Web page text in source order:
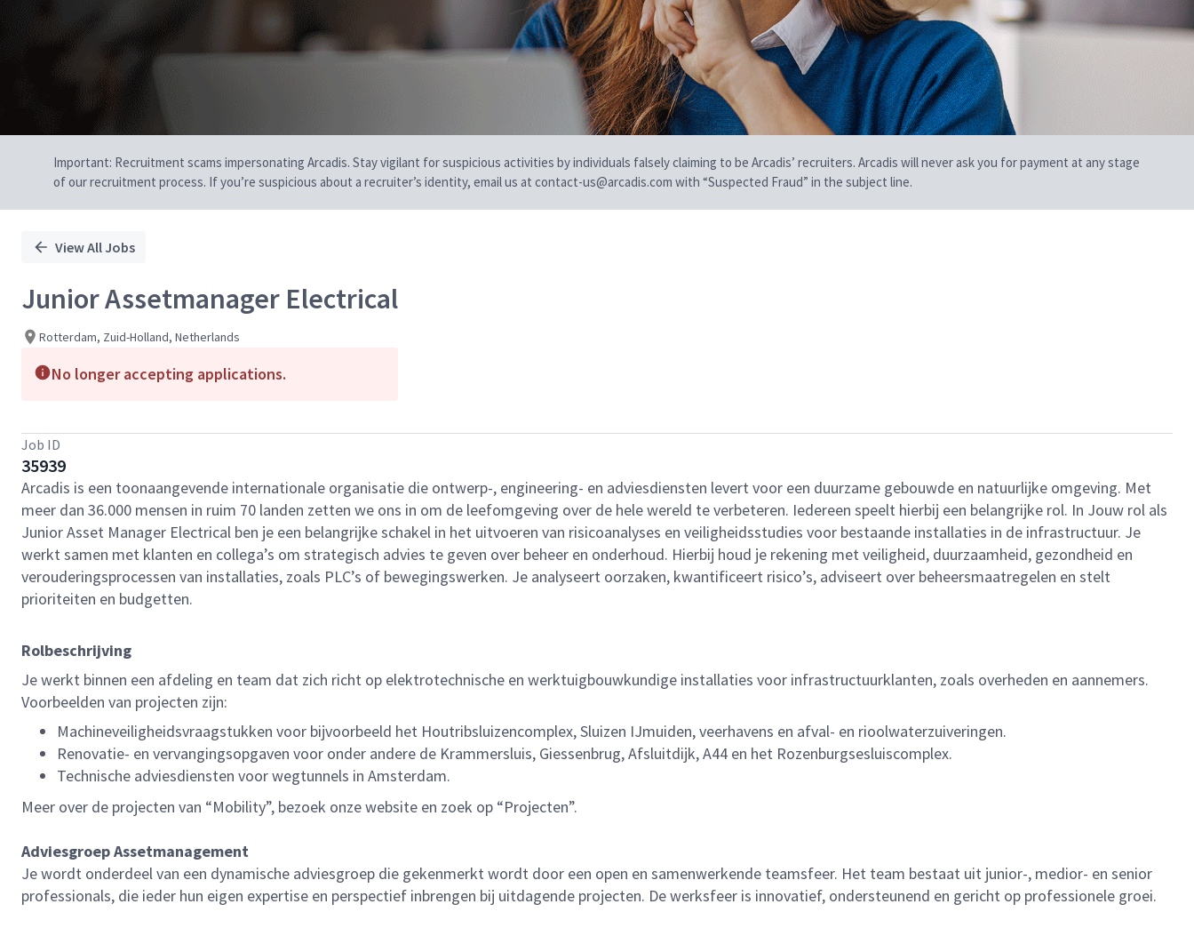
Important: Recruitment scams impersonating Arcadis. Stay vigilant for suspicious activities by individuals falsely claiming to be Arcadis’ recruiters. Arcadis will never ask you for payment at any stage
of our recruitment process. If you’re suspicious about a recruiter’s identity, email us at contact-us@arcadis.com with “Suspected Fraud” in the subject line.
View All Jobs
Junior Assetmanager Electrical
Rotterdam, Zuid-Holland, Netherlands
No longer accepting applications.
Job ID
35939
Arcadis is een toonaangevende internationale organisatie die ontwerp-, engineering- en adviesdiensten levert voor een duurzame gebouwde en natuurlijke omgeving. Met
meer dan 36.000 mensen in ruim 70 landen zetten we ons in om de leefomgeving over de hele wereld te verbeteren. Iedereen speelt hierbij een belangrijke rol. In Jouw rol als
Junior Asset Manager Electrical ben je een belangrijke schakel in het uitvoeren van risicoanalyses en veiligheidsstudies voor bestaande installaties in de infrastructuur. Je
werkt samen met klanten en collega’s om strategisch advies te geven over beheer en onderhoud. Hierbij houd je rekening met veiligheid, duurzaamheid, gezondheid en
verouderingsprocessen van installaties, zoals PLC’s of bewegingswerken. Je analyseert oorzaken, kwantificeert risico’s, adviseert over beheersmaatregelen en stelt
prioriteiten en budgetten.
Rolbeschrijving
Je werkt binnen een afdeling en team dat zich richt op elektrotechnische en werktuigbouwkundige installaties voor infrastructuurklanten, zoals overheden en aannemers.
Voorbeelden van projecten zijn:
Machineveiligheidsvraagstukken voor bijvoorbeeld het Houtribsluizencomplex, Sluizen IJmuiden, veerhavens en afval- en rioolwaterzuiveringen.
Renovatie- en vervangingsopgaven voor onder andere de Krammersluis, Giessenbrug, Afsluitdijk, A44 en het Rozenburgsesluiscomplex.
Technische adviesdiensten voor wegtunnels in Amsterdam.
Meer over de projecten van “Mobility”, bezoek onze website en zoek op “Projecten”.
Adviesgroep Assetmanagement
Je wordt onderdeel van een dynamische adviesgroep die gekenmerkt wordt door een open en samenwerkende teamsfeer. Het team bestaat uit junior-, medior- en senior
professionals, die ieder hun eigen expertise en perspectief inbrengen bij uitdagende projecten. De werksfeer is innovatief, ondersteunend en gericht op professionele groei.